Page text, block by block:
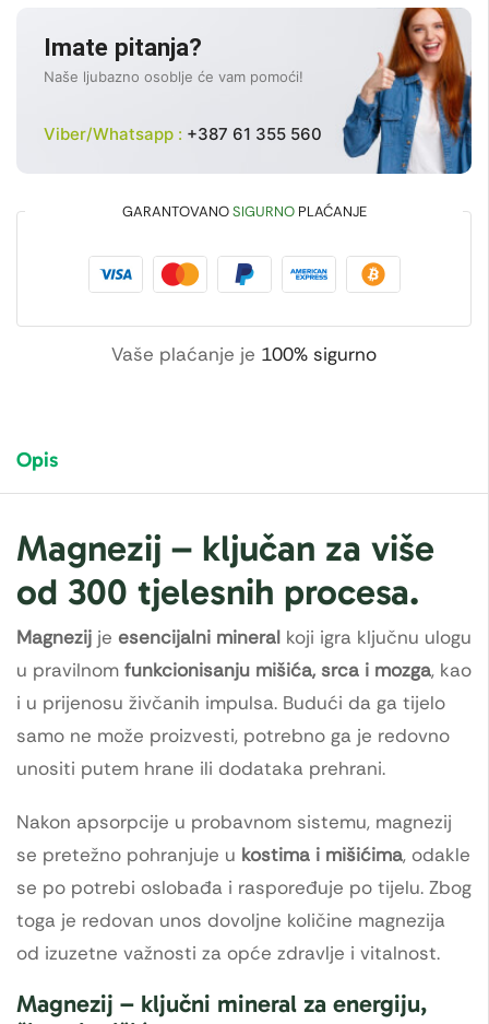
Imate pitanja?
Naše ljubazno osoblje će vam pomoći!
Viber/Whatsapp : +387 61 355 560
GARANTOVANOSIGURNOPLAĆANJE
Vaše plaćanje je 100% sigurno
Opis
Magnezij – ključan za više
od 300 tjelesnih procesa.
Magnezij je esencijalni mineral koji igra ključnu ulogu
u pravilnom funkcionisanju mišića, srca i mozga, kao
i u prijenosu živčanih impulsa. Budući da ga tijelo
samo ne može proizvesti, potrebno ga je redovno
unositi putem hrane ili dodataka prehrani.
Nakon apsorpcije u probavnom sistemu, magnezij
se pretežno pohranjuje u kostima i mišićima, odakle
se po potrebi oslobađa i raspoređuje po tijelu. Zbog
toga je redovan unos dovoljne količine magnezija
od izuzetne važnosti za opće zdravlje i vitalnost.
Magnezij – ključni mineral za energiju,